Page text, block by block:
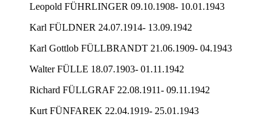
Leopold FÜHRLINGER 09.10.1908- 10.01.1943
Karl FÜLDNER 24.07.1914- 13.09.1942
Karl Gottlob FÜLLBRANDT 21.06.1909- 04.1943
Walter FÜLLE 18.07.1903- 01.11.1942
Richard FÜLLGRAF 22.08.1911- 09.11.1942
Kurt FÜNFAREK 22.04.1919- 25.01.1943